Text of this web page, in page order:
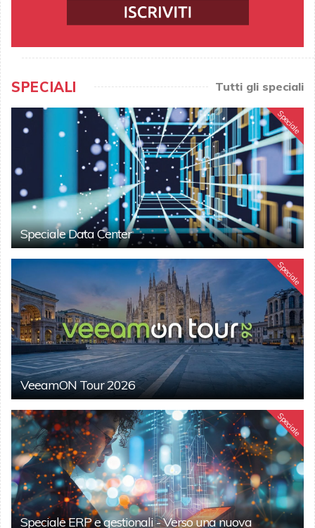
SPECIALI Tutti gli speciali
Speciale
Speciale Data Center
Speciale
VeeamON Tour 2026
Speciale
Speciale ERP e gestionali - Verso una nuova